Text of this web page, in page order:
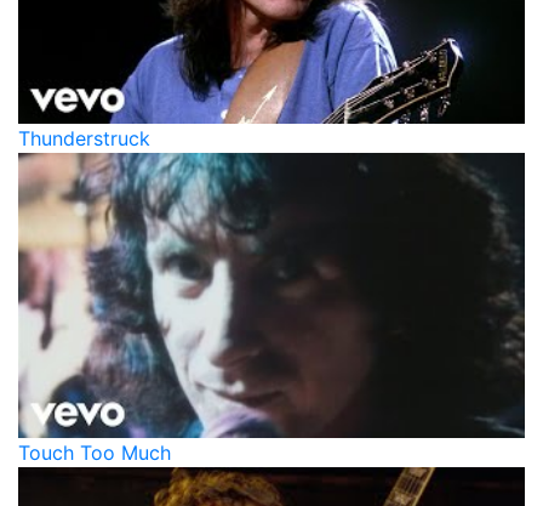
Thunderstruck
Touch Too Much